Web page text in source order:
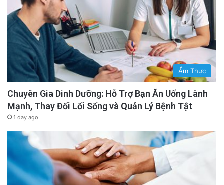
Ẩm Thực
Chuyên Gia Dinh Dưỡng: Hỗ Trợ Bạn Ăn Uống Lành
Mạnh, Thay Đổi Lối Sống và Quản Lý Bệnh Tật
1 day ago